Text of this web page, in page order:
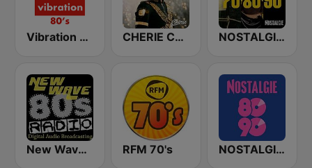
Vibration 80's CHERIE CLASSICS NOSTALGIE BEST OF 70 80 90
New Wave 80's Music Radio RFM 70's NOSTALGIE 80 90